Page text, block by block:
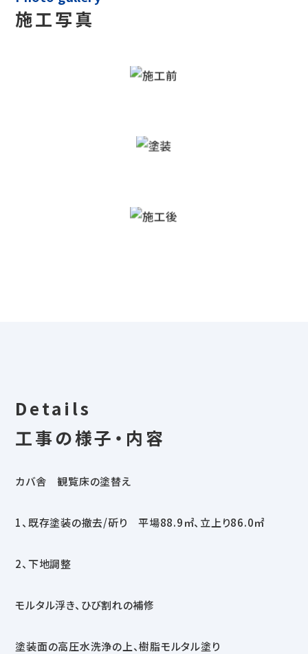
施工写真
Details
工事の様子・内容
カバ舎 観覧床の塗替え
1、既存塗装の撤去/斫り 平場88.9㎡、立上り86.0㎡
2、下地調整
モルタル浮き、ひび割れの補修
塗装面の高圧水洗浄の上、樹脂モルタル塗り